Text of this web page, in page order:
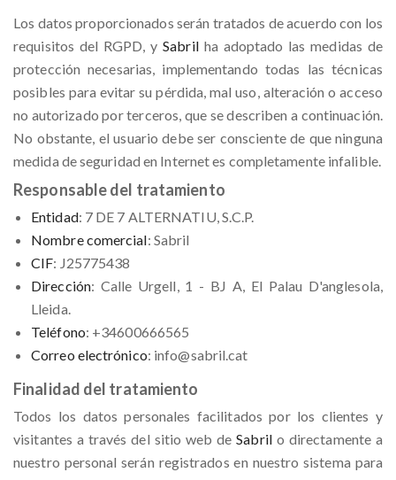
Los datos proporcionados serán tratados de acuerdo con los
requisitos del RGPD, ySabrilha adoptado las medidas de
protección necesarias, implementando todas las técnicas
posibles para evitar su pérdida, mal uso, alteración o acceso
no autorizado por terceros, que se describen a continuación.
No obstante, el usuario debe ser consciente de que ninguna
medida de seguridad en Internet es completamente infalible.
Responsable del tratamiento
Entidad: 7 DE 7 ALTERNATIU, S.C.P.
Nombre comercial: Sabril
CIF: J25775438
Dirección: Calle Urgell, 1 - BJ A, El Palau D'anglesola,
Lleida.
Teléfono: +34600666565
Correo electrónico: info@sabril.cat
Finalidad del tratamiento
Todos los datos personales facilitados por los clientes y
visitantes a través del sitio web deSabrilo directamente a
nuestro personal serán registrados en nuestro sistema para